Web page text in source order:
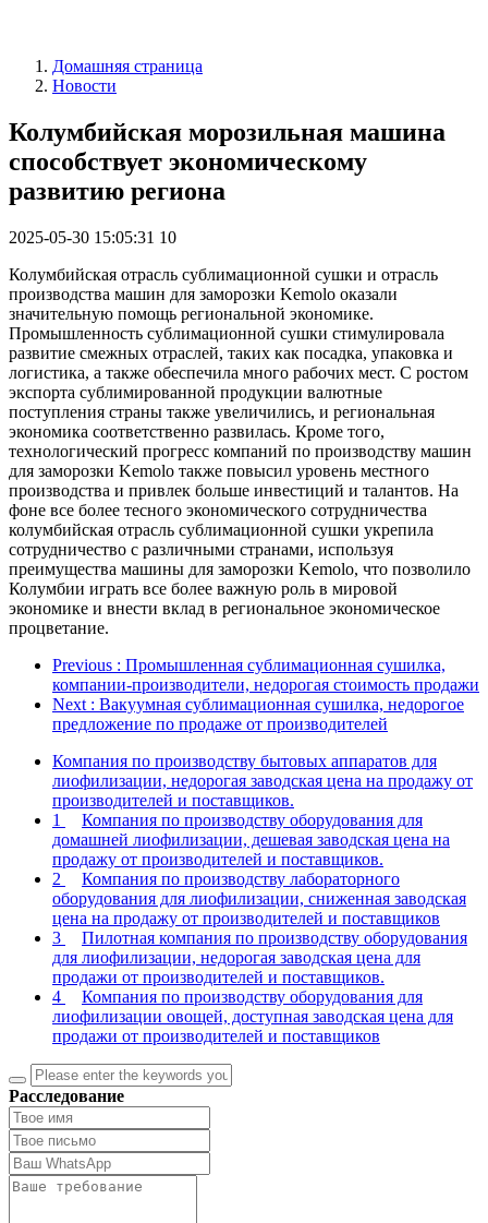
Домашняя страница
Новости
Колумбийская морозильная машина
способствует экономическому
развитию региона
2025-05-30 15:05:31 10
Колумбийская отрасль сублимационной сушки и отрасль
производства машин для заморозки Kemolo оказали
значительную помощь региональной экономике.
Промышленность сублимационной сушки стимулировала
развитие смежных отраслей, таких как посадка, упаковка и
логистика, а также обеспечила много рабочих мест. С ростом
экспорта сублимированной продукции валютные
поступления страны также увеличились, и региональная
экономика соответственно развилась. Кроме того,
технологический прогресс компаний по производству машин
для заморозки Kemolo также повысил уровень местного
производства и привлек больше инвестиций и талантов. На
фоне все более тесного экономического сотрудничества
колумбийская отрасль сублимационной сушки укрепила
сотрудничество с различными странами, используя
преимущества машины для заморозки Kemolo, что позволило
Колумбии играть все более важную роль в мировой
экономике и внести вклад в региональное экономическое
процветание.
Previous : Промышленная сублимационная сушилка,
компании-производители, недорогая стоимость продажи
Next : Вакуумная сублимационная сушилка, недорогое
предложение по продаже от производителей
Компания по производству бытовых аппаратов для
лиофилизации, недорогая заводская цена на продажу от
производителей и поставщиков.
1
Компания по производству оборудования для
домашней лиофилизации, дешевая заводская цена на
продажу от производителей и поставщиков.
2
Компания по производству лабораторного
оборудования для лиофилизации, сниженная заводская
цена на продажу от производителей и поставщиков
3
Пилотная компания по производству оборудования
для лиофилизации, недорогая заводская цена для
продажи от производителей и поставщиков.
4
Компания по производству оборудования для
лиофилизации овощей, доступная заводская цена для
продажи от производителей и поставщиков
Расследование